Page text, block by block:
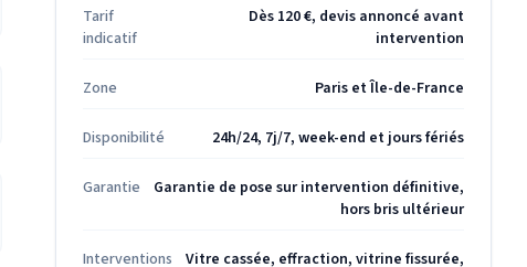
Tarif
indicatif
Dès 120 €, devis annoncé avant
intervention
Zone Paris et Île-de-France
Disponibilité 24h/24, 7j/7, week-end et jours fériés
Garantie
Garantie de pose sur intervention définitive,
hors bris ultérieur
Interventions
Vitre cassée, effraction, vitrine fissurée,